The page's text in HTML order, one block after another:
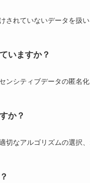
れていないデータを扱
いますか？
シティブデータの匿名
か？
なアルゴリズムの選択